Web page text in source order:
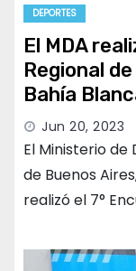
DEPORTES
El MDA
Regional
Bahía
Jun 20, 2023
El Ministerio
de Buenos
realizó el 7°